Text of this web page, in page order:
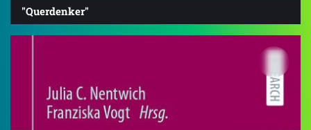
"Querdenker"